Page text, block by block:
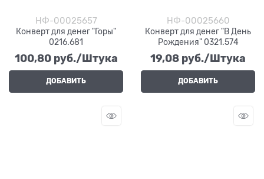
НФ-00025657
Конверт для денег "Горы"
0216.681
100,80 руб./Штука
ДОБАВИТЬ
НФ-00025660
Конверт для денег "В День
Рождения" 0321.574
19,08 руб./Штука
ДОБАВИТЬ